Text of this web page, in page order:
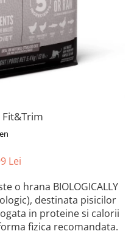
Lei
o hrana BIOLOGICALLY
destinata pisicilor
in proteine si calorii
fizica recomandata.